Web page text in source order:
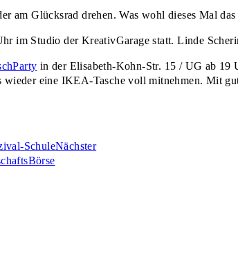
am Glücksrad drehen. Was wohl dieses Mal
im Studio der KreativGarage statt. Linde
in der Elisabeth-Kohn-Str. 15 / UG ab 19
eine IKEA-Tasche voll mitnehmen. Mit
SchuleNächster